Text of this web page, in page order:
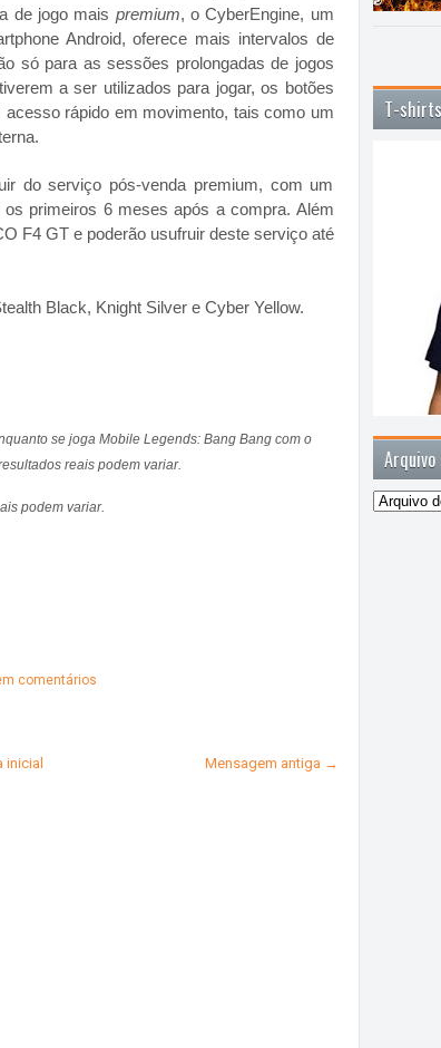
de jogo mais premium, o CyberEngine, um
Android, oferece mais intervalos de
só para as sessões prolongadas de jogos
a ser utilizados para jogar, os botões
rápido em movimento, tais como um
do serviço pós-venda premium, com um
primeiros 6 meses após a compra. Além
F4 GT e poderão usufruir deste serviço até
Black, Knight Silver e Cyber Yellow.
se joga Mobile Legends: Bang Bang com o
reais podem variar.
podem variar.
comentários
Mensagem antiga →
inicial
T-
Arquivo